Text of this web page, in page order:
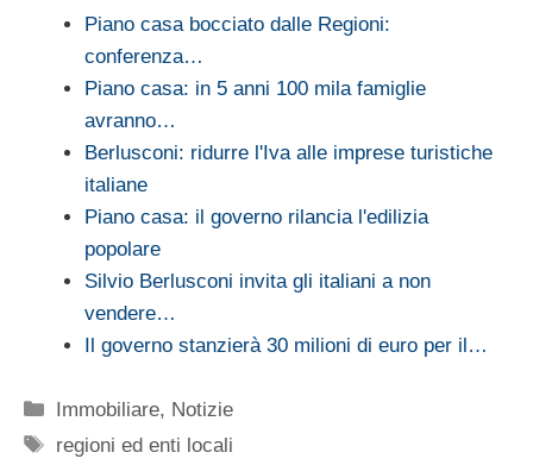
Piano casa bocciato dalle Regioni:
conferenza…
Piano casa: in 5 anni 100 mila famiglie
avranno…
Berlusconi: ridurre l'Iva alle imprese turistiche
italiane
Piano casa: il governo rilancia l'edilizia
popolare
Silvio Berlusconi invita gli italiani a non
vendere…
Il governo stanzierà 30 milioni di euro per il…
Categorie
Immobiliare, Notizie
Tag
regioni ed enti locali